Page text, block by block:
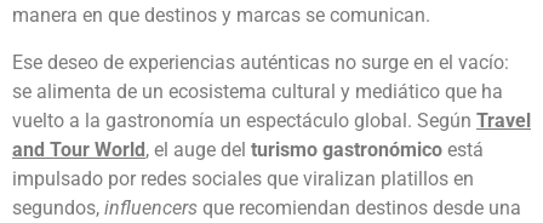
manera en que destinos y marcas se comunican.
Ese deseo de experiencias auténticas no surge en el vacío:
se alimenta de un ecosistema cultural y mediático que ha
vuelto a la gastronomía un espectáculo global. Según Travel
and Tour World, el auge del turismo gastronómico está
impulsado por redes sociales que viralizan platillos en
segundos, influencers que recomiendan destinos desde una